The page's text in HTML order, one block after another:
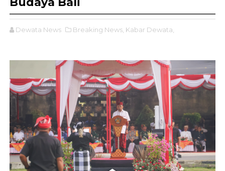
Dewata News Breaking News, Kabar Dewata,